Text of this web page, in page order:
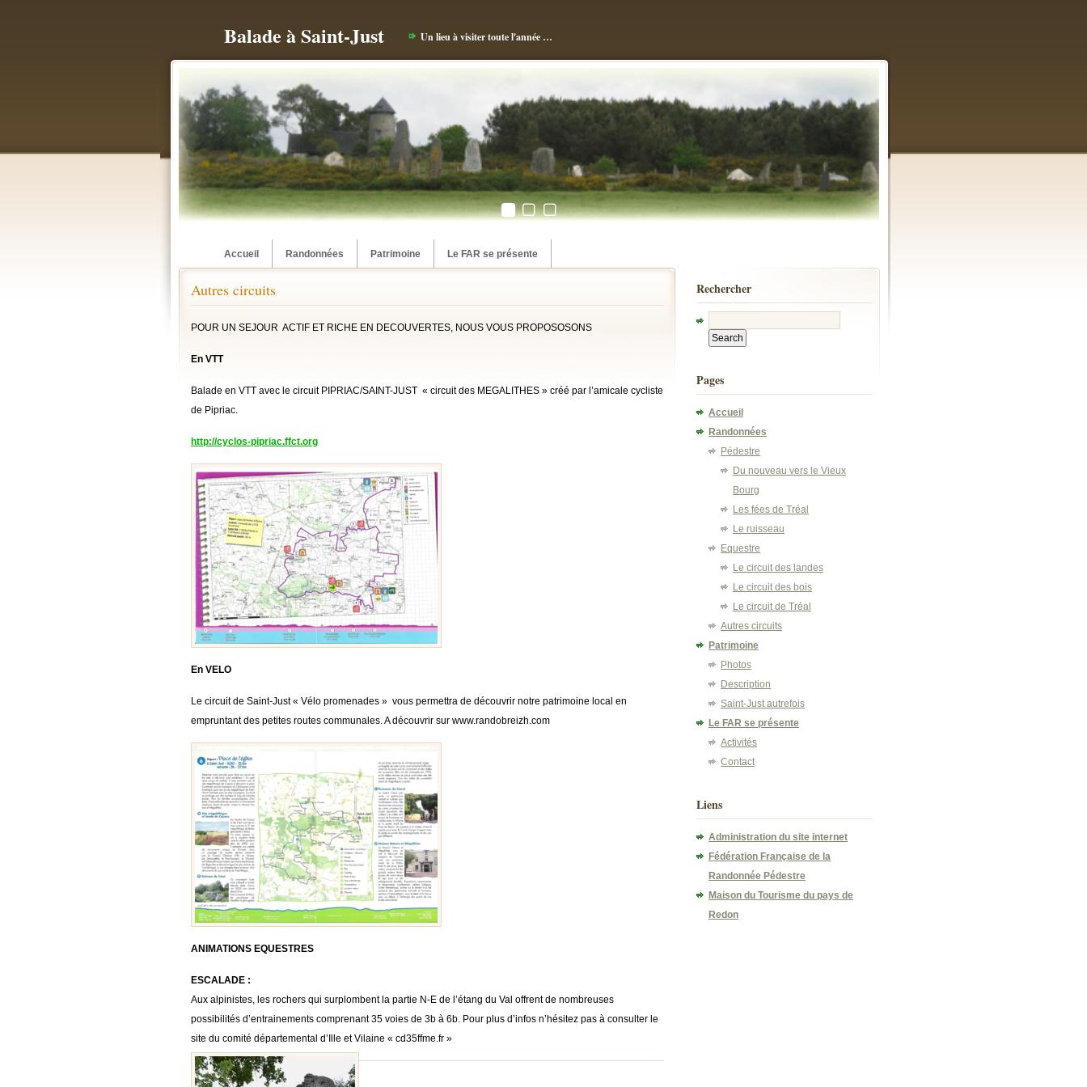
Balade à Saint-Just Un lieu à visiter toute l'année …
Accueil Randonnées Patrimoine Le FAR se présente
Autres circuits
POUR UN SEJOUR ACTIF ET RICHE EN DECOUVERTES, NOUS VOUS PROPOSOSONS
En VTT
Balade en VTT avec le circuit PIPRIAC/SAINT-JUST « circuit des MEGALITHES » créé par l’amicale cycliste
de Pipriac.
http://cyclos-pipriac.ffct.org
En VELO
Le circuit de Saint-Just « Vélo promenades » vous permettra de découvrir notre patrimoine local en
empruntant des petites routes communales. A découvrir sur www.randobreizh.com
ANIMATIONS EQUESTRES
ESCALADE :
Aux alpinistes, les rochers qui surplombent la partie N-E de l’étang du Val offrent de nombreuses
possibilités d’entrainements comprenant 35 voies de 3b à 6b. Pour plus d’infos n’hésitez pas à consulter le
site du comité départemental d’Ille et Vilaine « cd35ffme.fr »
Rechercher
Pages
Accueil
Randonnées
Pédestre
Du nouveau vers le Vieux
Bourg
Les fées de Tréal
Le ruisseau
Equestre
Le circuit des landes
Le circuit des bois
Le circuit de Tréal
Autres circuits
Patrimoine
Photos
Description
Saint-Just autrefois
Le FAR se présente
Activités
Contact
Liens
Administration du site internet
Fédération Française de la
Randonnée Pédestre
Maison du Tourisme du pays de
Redon